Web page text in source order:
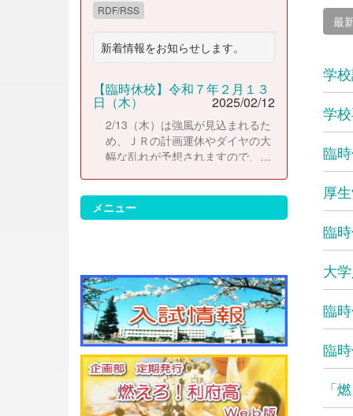
最
学
学
臨
厚
臨
大
臨
臨
「
RDF/RSS
新着情報をお知らせします。
【臨時休校】令和７年２月１３
日（木） 2025/02/12
2/13（木）は強風が見込まれるた
め、ＪＲの計画運休やダイヤの大
幅な乱れが予想されますので、臨
い。 なお、休校にともない考査日
程は以下のとおりに変更します。
メニュー